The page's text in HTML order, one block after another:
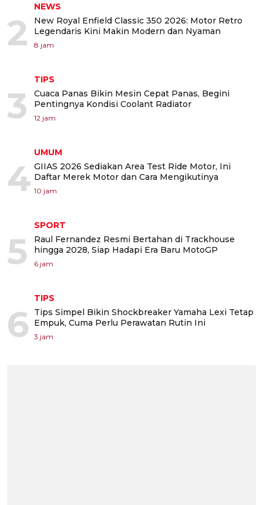
2
NEWS
New Royal Enfield Classic 350 2026: Motor Retro
Legendaris Kini Makin Modern dan Nyaman
8 jam
3
TIPS
Cuaca Panas Bikin Mesin Cepat Panas, Begini
Pentingnya Kondisi Coolant Radiator
12 jam
4
UMUM
GIIAS 2026 Sediakan Area Test Ride Motor, Ini
Daftar Merek Motor dan Cara Mengikutinya
10 jam
5
SPORT
Raul Fernandez Resmi Bertahan di Trackhouse
hingga 2028, Siap Hadapi Era Baru MotoGP
6 jam
6
TIPS
Tips Simpel Bikin Shockbreaker Yamaha Lexi Tetap
Empuk, Cuma Perlu Perawatan Rutin Ini
3 jam